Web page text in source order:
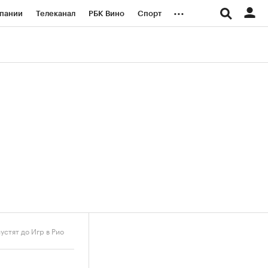
Телеканал РБК Вино Спорт ...
до Игр в Рио